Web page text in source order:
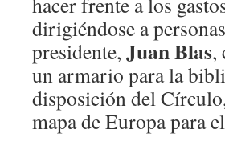
dirigiéndose a
presidente, Juan Blas,
un armario para la
disposición del
mapa de Europa para